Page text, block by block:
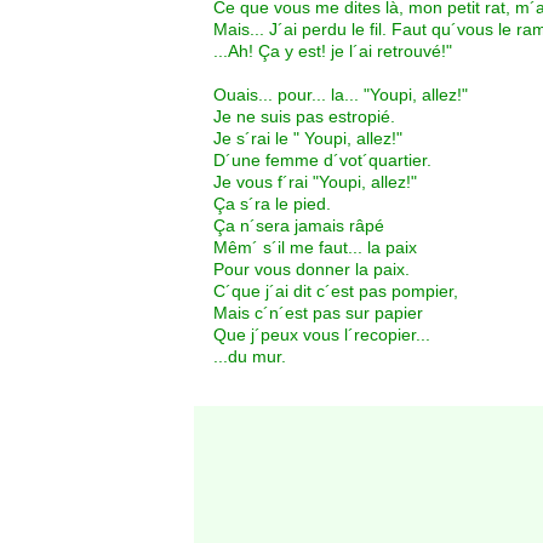
Ce que vous me dites là, mon petit rat,
Mais... J´ai perdu le fil. Faut qu´vous le
...Ah! Ça y est! je l´ai retrouvé!"
Ouais... pour... la... "Youpi, allez!"
Je ne suis pas estropié.
Je s´rai le " Youpi, allez!"
D´une femme d´vot´quartier.
Je vous f´rai "Youpi, allez!"
Ça s´ra le pied.
Ça n´sera jamais râpé
Mêm´ s´il me faut... la paix
Pour vous donner la paix.
C´que j´ai dit c´est pas pompier,
Mais c´n´est pas sur papier
Que j´peux vous l´recopier...
...du mur.